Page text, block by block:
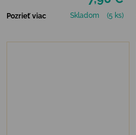
Pozrieť viac Skladom (5 ks)